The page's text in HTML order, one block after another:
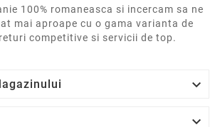
100% romaneasca si incercam sa ne
mai aproape cu o gama varianta de
competitive si servicii de top.

